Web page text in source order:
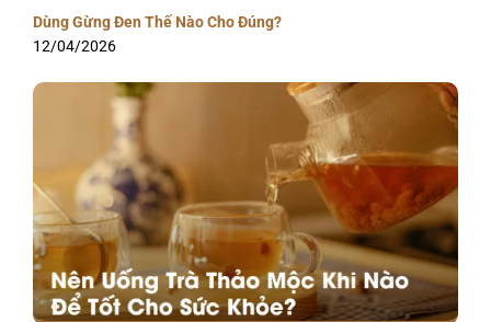
Dùng Gừng Đen Thế Nào Cho Đúng?
12/04/2026